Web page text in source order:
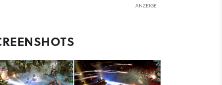
ANZEIGE